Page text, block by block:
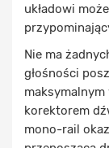
układowi
Nie ma
głośności
maksymalnym
korektorem
mono-rail